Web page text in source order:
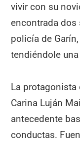
vivir con su
encontrada dos
policía de
tendiéndole
La
Carina Luján
antecedente
conductas.